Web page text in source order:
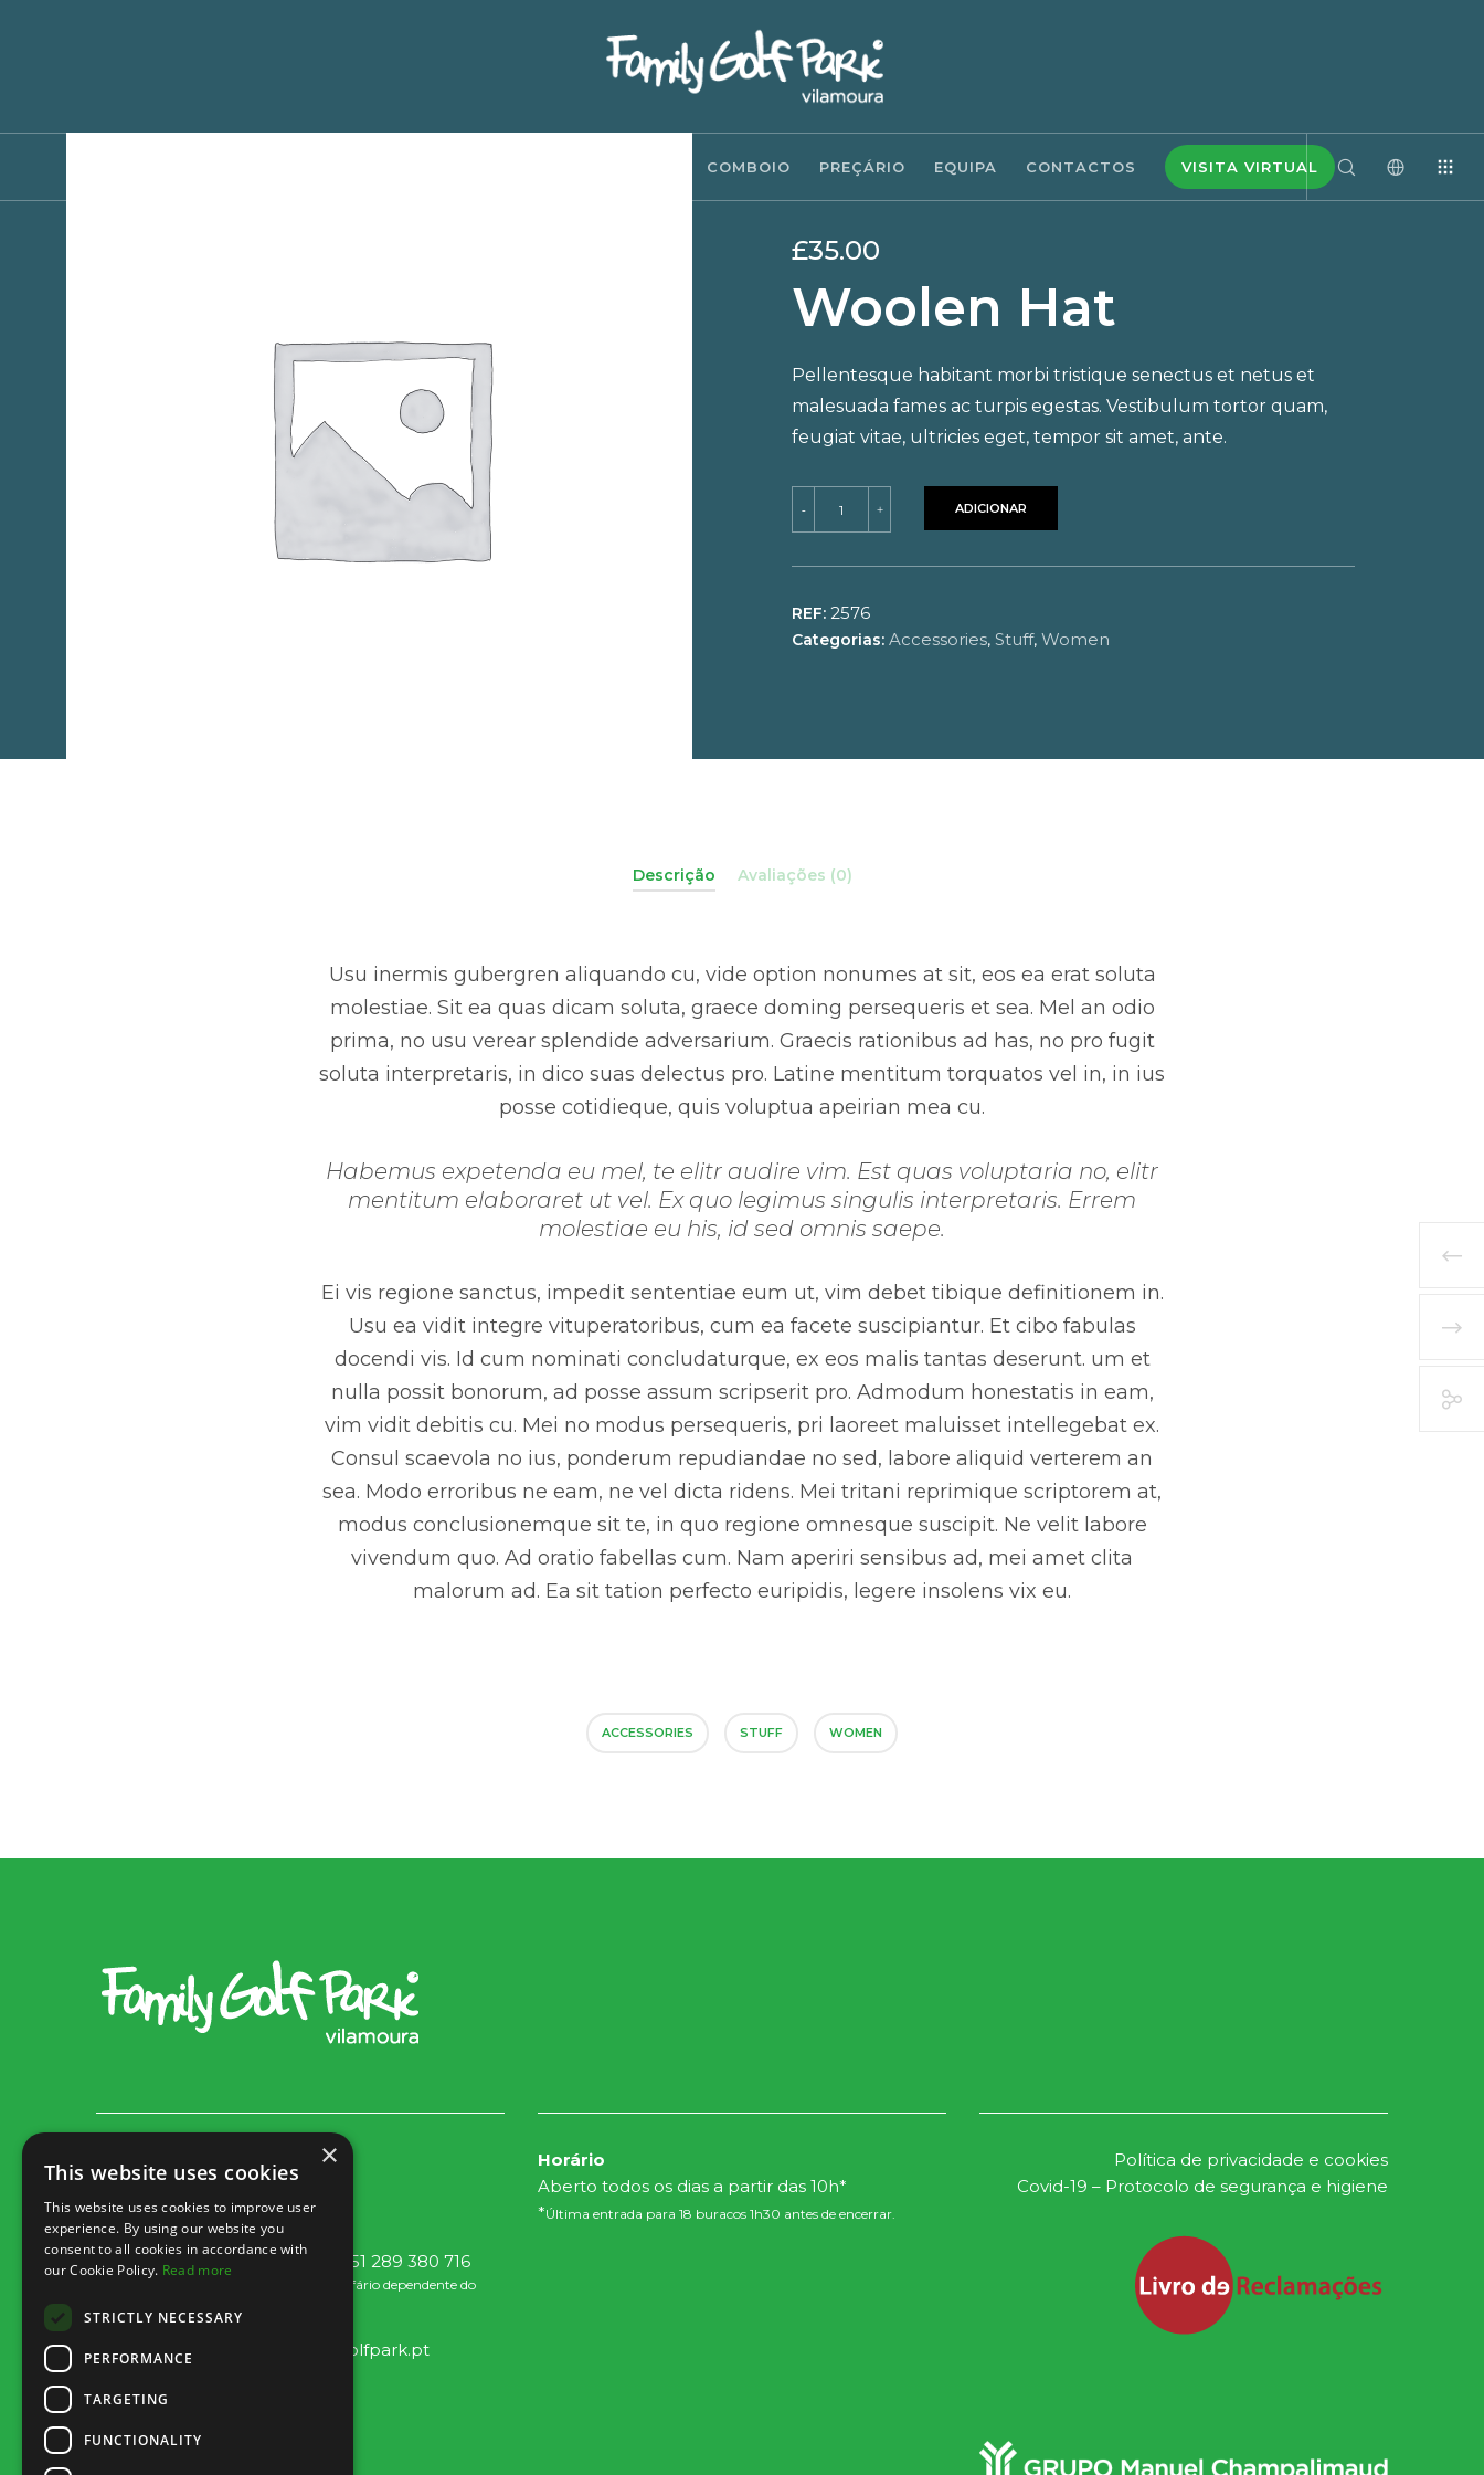
COMBOIO PREÇÁRIO EQUIPA CONTACTOS VISITA VIRTUAL
£35.00
Woolen Hat
Pellentesque habitant morbi tristique senectus et netus et
malesuada fames ac turpis egestas. Vestibulum tortor quam,
feugiat vitae, ultricies eget, tempor sit amet, ante.
- + ADICIONAR
REF: 2576
Categorias: Accessories, Stuff, Women
Descrição Avaliações (0)
Usu inermis gubergren aliquando cu, vide option nonumes at sit, eos ea erat soluta
molestiae. Sit ea quas dicam soluta, graece doming persequeris et sea. Mel an odio
prima, no usu verear splendide adversarium. Graecis rationibus ad has, no pro fugit
soluta interpretaris, in dico suas delectus pro. Latine mentitum torquatos vel in, in ius
posse cotidieque, quis voluptua apeirian mea cu.
Habemus expetenda eu mel, te elitr audire vim. Est quas voluptaria no, elitr
mentitum elaboraret ut vel. Ex quo legimus singulis interpretaris. Errem
molestiae eu his, id sed omnis saepe.
Ei vis regione sanctus, impedit sententiae eum ut, vim debet tibique definitionem in.
Usu ea vidit integre vituperatoribus, cum ea facete suscipiantur. Et cibo fabulas
docendi vis. Id cum nominati concludaturque, ex eos malis tantas deserunt. um et
nulla possit bonorum, ad posse assum scripserit pro. Admodum honestatis in eam,
vim vidit debitis cu. Mei no modus persequeris, pri laoreet maluisset intellegebat ex.
Consul scaevola no ius, ponderum repudiandae no sed, labore aliquid verterem an
sea. Modo erroribus ne eam, ne vel dicta ridens. Mei tritani reprimique scriptorem at,
modus conclusionemque sit te, in quo regione omnesque suscipit. Ne velit labore
vivendum quo. Ad oratio fabellas cum. Nam aperiri sensibus ad, mei amet clita
malorum ad. Ea sit tation perfecto euripidis, legere insolens vix eu.
ACCESSORIES STUFF WOMEN
Rua dos Marmeleiros,
8125-497 Vilamoura – Algarve
Portugal
Tel: +351 289 300 800 – Fax: +351 289 380 716
(Chamada para a rede fixa Nacional, tarifário dependente do
Envia um e-mail: info@familygolfpark.pt
Horário
Aberto todos os dias a partir das 10h*
*Última entrada para 18 buracos 1h30 antes de encerrar.
Política de privacidade e cookies
Covid-19 – Protocolo de segurança e higiene
×
This website uses cookies
This website uses cookies to improve user
experience. By using our website you
consent to all cookies in accordance with
our Cookie Policy. Read more
STRICTLY NECESSARY
PERFORMANCE
TARGETING
FUNCTIONALITY